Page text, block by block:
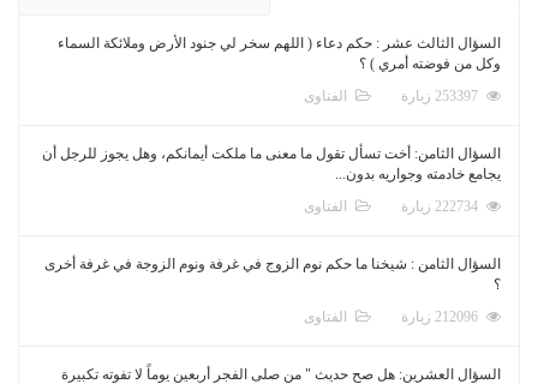
السؤال الثالث عشر : حكم دعاء ( اللهم سخر لي جنود الأرض وملائكة السماء
وكل من فوضته أمري ) ؟
الفتاوى
السؤال الثامن: أخت تسأل تقول ما معنى ما ملكت أيمانكم، وهل يجوز للرجل أن
يجامع خادمته وجواريه بدون...
الفتاوى
السؤال الثامن : شيخنا ما حكم نوم الزوج في غرفة ونوم الزوجة في غرفة أخرى
؟
الفتاوى
السؤال العشرين: هل صح حديث " من صلى الفجر أربعين يوماً لا تفوته تكبيرة